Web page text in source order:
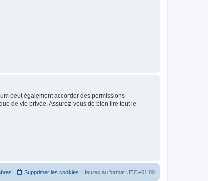
peut également accorder des permissions
de vie privée. Assurez-vous de bien lire tout le
Heures au format UTC+01:00
Supprimer les cookies